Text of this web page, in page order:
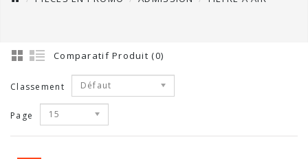
Comparatif Produit (0)
Classement Défaut
Page 15